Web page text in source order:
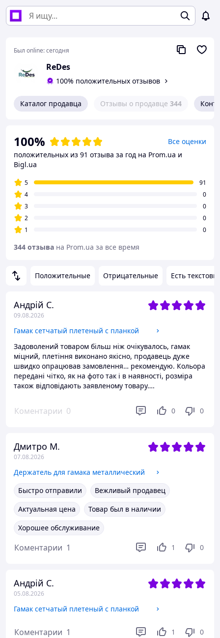
Был online:сегодня
ReDes
100% положительных отзывов
Каталог продавца Отзывы о продавце 344
Положительные Отрицательные Есть
Андрій С.
09.08.2026
Гамак сетчатый плетеный с планкой
Задоволений товаром більш ніж очікувалось, гамак
міцний, плетіння виконано якісно, продавець дуже
швидко опрацював замовлення… рекомендую. Кольора
передані чітко, як на фото так і в наявності, розміра
також відповідають заявленому товару….
Коментарии 0 0 0
Дмитро М.
07.08.2026
Держатель для гамака металлический
Быстро отправили
Вежливый продавец
Актуальная цена
Товар был в наличии
Хорошее обслуживание
Коментарии 1 1 0
Андрій С.
05.08.2026
Гамак сетчатый плетеный с планкой
Коментарии 1 1 0
100%
Все оценки
положительных из 91 отзыва за год на Prom.ua и
Bigl.ua
5
91
4
0
3
0
2
0
1
0
344 отзыва на Prom.ua за все время